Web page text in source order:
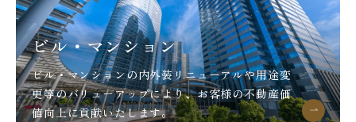
ビル・マンション
ビル・マンションの内外装リニューアルや用途変
更等のバリューアップにより、お客様の不動産価
値向上に貢献いたします。